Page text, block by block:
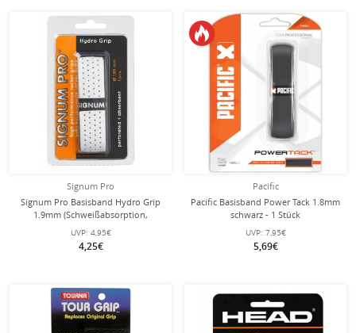
Signum Pro
Signum Pro Basisband Hydro Grip
1.9mm (Schweißabsorption,
perforiert) weiss - 1 Stück
UVP: 4,95€
4,25€
Pacific
Pacific Basisband Power Tack 1.8mm
schwarz - 1 Stück
UVP: 7,95€
5,69€